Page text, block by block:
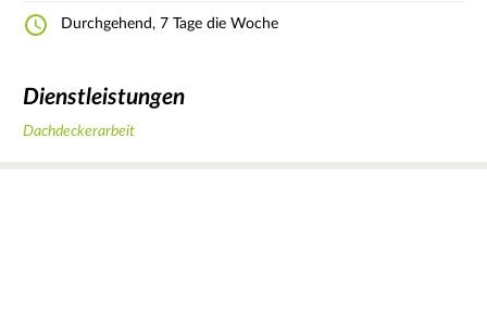
Durchgehend, 7 Tage die Woche
Dienstleistungen
Dachdeckerarbeit